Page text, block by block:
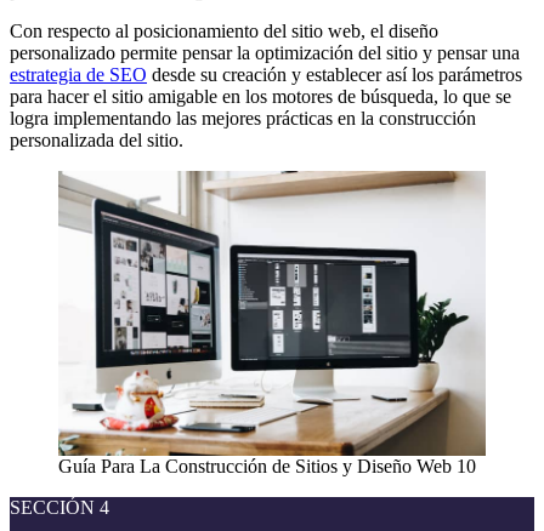
Con respecto al posicionamiento del sitio web, el diseño
personalizado permite pensar la optimización del sitio y pensar una
estrategia de SEO desde su creación y establecer así los parámetros
para hacer el sitio amigable en los motores de búsqueda, lo que se
logra implementando las mejores prácticas en la construcción
personalizada del sitio.
Guía Para La Construcción de Sitios y Diseño Web 10
SECCIÓN 4